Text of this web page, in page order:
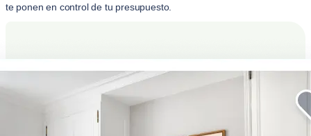
te ponen en control de tu presupuesto.